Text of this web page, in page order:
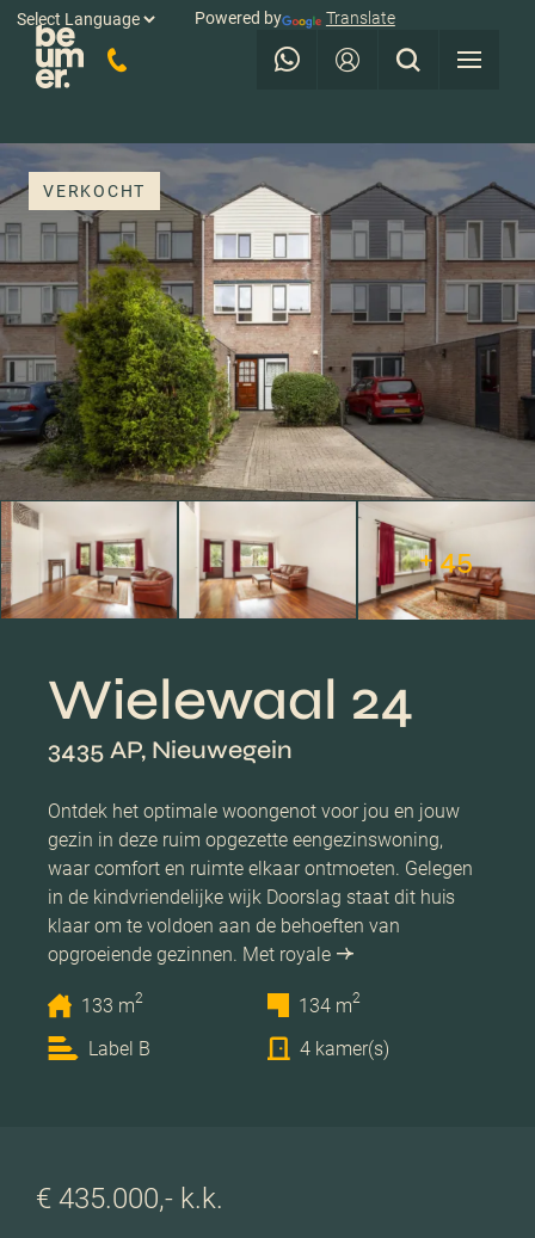
Powered by Translate
VERKOCHT
+ 45
Wielewaal 24
3435 AP, Nieuwegein
Ontdek het optimale woongenot voor jou en jouw
gezin in deze ruim opgezette eengezinswoning,
waar comfort en ruimte elkaar ontmoeten. Gelegen
in de kindvriendelijke wijk Doorslag staat dit huis
klaar om te voldoen aan de behoeften van
opgroeiende gezinnen. Met royale
133 m2 134 m2
Label B 4 kamer(s)
€ 435.000,- k.k.